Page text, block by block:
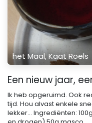
het Maal, Kaat Roels
Een nieuw jaar,
Ik heb opgeruimd. Ook
tijd. Hou alvast enkele
lekker... Ingrediënten: